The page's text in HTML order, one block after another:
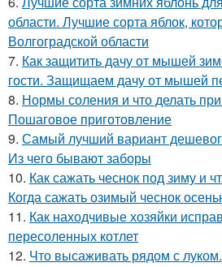
области. Лучшие сорта яблок,
Волгоградской области
7. Как защитить дачу от мышей
гости. Защищаем дачу от мышей
8. Нормы соления и что делать
Пошаговое приготовление
9. Самый лучший вариант
Из чего бывают заборы
10. Как сажать чеснок под зиму и
Когда сажать озимый чеснок
11. Как находчивые хозяйки
пересоленных котлет
12. Что высаживать рядом с